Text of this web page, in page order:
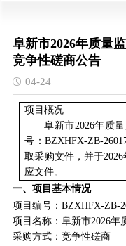
阜新市2026年质量
竞争性磋商公告
04-24
项目概况
阜新市2026年质
号： BZXHFX-ZB-260
取采购文件，并于2026
应文件。
一、项目基本情况
项目编号： BZXHFX-ZB-2
项目名称： 阜新市2026年
采购方式：竞争性磋商